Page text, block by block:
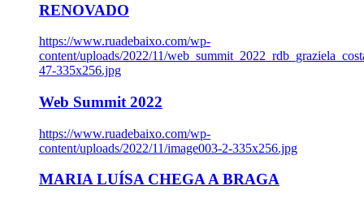
RENOVADO
https://www.ruadebaixo.com/wp-
content/uploads/2022/11/
47-335x256.jpg
Web Summit 2022
https://www.ruadebaixo.com/wp-
content/uploads/2022/11/image003-2-335x256.jpg
MARIA LUÍSA CHEGA A BRAGA